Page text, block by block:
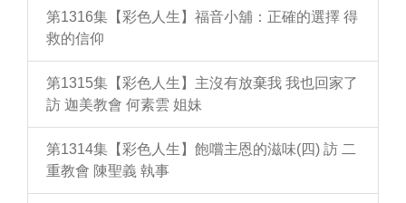
第1316集【彩色人生】福音小舖：正確的選擇 得
救的信仰
第1315集【彩色人生】主沒有放棄我 我也回家了
訪 迦美教會 何素雲 姐妹
第1314集【彩色人生】飽嚐主恩的滋味(四) 訪 二
重教會 陳聖義 執事